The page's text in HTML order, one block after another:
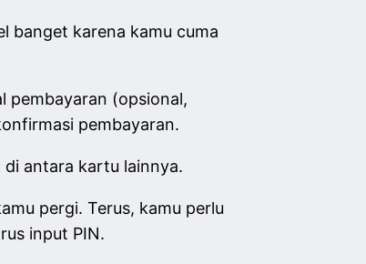
banget karena kamu cuma
pembayaran (opsional,
pembayaran.
antara kartu lainnya.
pergi. Terus, kamu perlu
input PIN.